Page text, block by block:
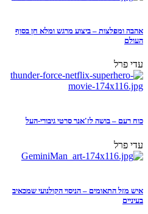
אהבה ומפלצות – ביצוע מרגש ומלא חן בסוף
העולם
עדי פרל
כוח רעם – בושה לז'אנר סרטי גיבורי-העל
עדי פרל
איש מזל התאומים – הניסוי הקולנועי שמכאיב
בעיניים